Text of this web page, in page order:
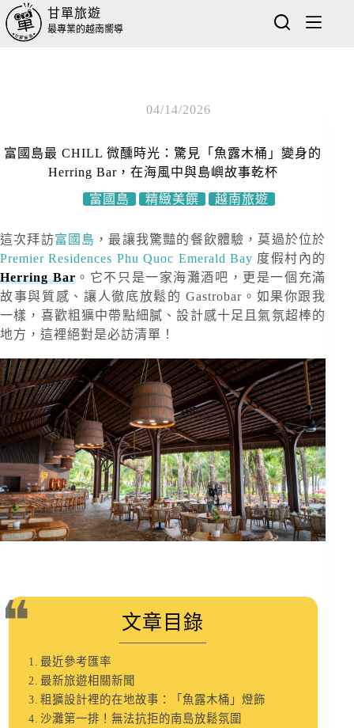
甘單旅遊
最專業的越南嚮導
04/14/2026
富國島最 CHILL 微醺時光：驚見「魚露木桶」變身的
Herring Bar，在海風中與島嶼故事乾杯
富國島
精緻美饌 越南旅遊
這次拜訪富國島 ，最讓我驚豔的餐飲體驗，莫過於位於
Premier Residences Phu Quoc Emerald Bay 度假村內的
Herring Bar。它不只是一家海灘酒吧，更是一個充滿
故事與質感、讓人徹底放鬆的 Gastrobar。如果你跟我
一樣，喜歡粗獷中帶點細膩、設計感十足且氣氛超棒的
地方，這裡絕對是必訪清單！
文章目錄
最近參考匯率
最新旅遊相關新聞
粗獷設計裡的在地故事：「魚露木桶」燈飾
沙灘第一排！無法抗拒的南島放鬆氛圍